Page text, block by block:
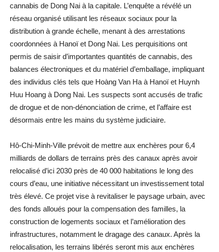
cannabis de Dong Nai à la capitale. L’enquête a révélé un
réseau organisé utilisant les réseaux sociaux pour la
distribution à grande échelle, menant à des arrestations
coordonnées à Hanoï et Dong Nai. Les perquisitions ont
permis de saisir d’importantes quantités de cannabis, des
balances électroniques et du matériel d’emballage, impliquant
des individus clés tels que Hoàng Van Ha à Hanoï et Huynh
Huu Hoang à Dong Nai. Les suspects sont accusés de trafic
de drogue et de non-dénonciation de crime, et l’affaire est
désormais entre les mains du système judiciaire.
Hô-Chi-Minh-Ville prévoit de mettre aux enchères pour 6,4
milliards de dollars de terrains près des canaux après avoir
relocalisé d’ici 2030 près de 40 000 habitations le long des
cours d’eau, une initiative nécessitant un investissement total
très élevé. Ce projet vise à revitaliser le paysage urbain, avec
des fonds alloués pour la compensation des familles, la
construction de logements sociaux et l’amélioration des
infrastructures, notamment le dragage des canaux. Après la
relocalisation, les terrains libérés seront mis aux enchères